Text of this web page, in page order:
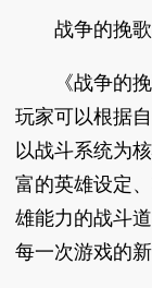
战争的挽歌
《战争的挽
玩家可以根据
以战斗系统为
富的英雄设定
雄能力的战斗
每一次游戏的新